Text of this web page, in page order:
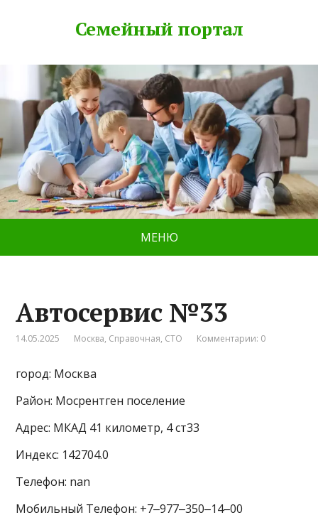
Семейный портал
МЕНЮ
Автосервис №33
14.05.2025 Москва, Справочная, СТО Комментарии: 0
город: Москва
Район: Мосрентген поселение
Адрес: МКАД 41 километр, 4 ст33
Индекс: 142704.0
Телефон: nan
Мобильный Телефон: +7‒977‒350‒14‒00